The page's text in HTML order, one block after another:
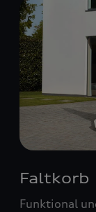
Faltkorb
Funktional